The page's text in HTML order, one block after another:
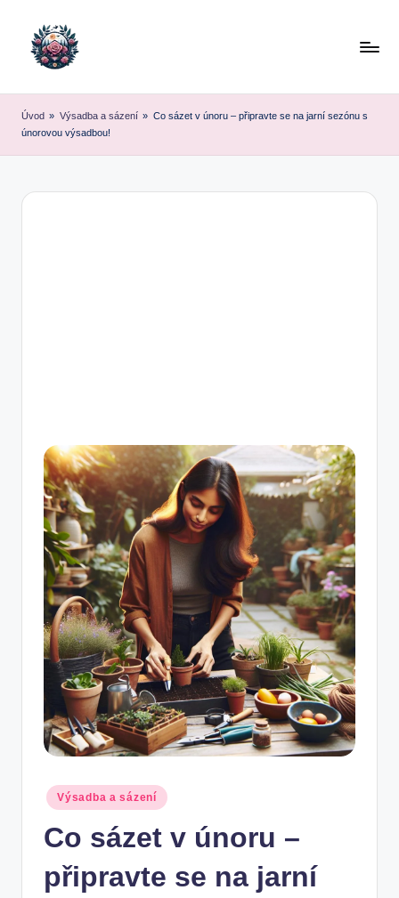
Úvod » Výsadba a sázení » Co sázet v únoru – připravte se na jarní sezónu s
únorovou výsadbou!
Posted
in
Výsadba a sázení
Co sázet v únoru –
připravte se na jarní